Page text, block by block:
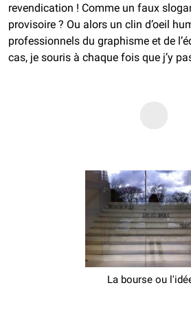
revendication ! Comme un faux
provisoire ? Ou alors un clin d’oeil
professionnels du graphisme et de
cas, je souris à chaque fois que j’y
La bourse ou